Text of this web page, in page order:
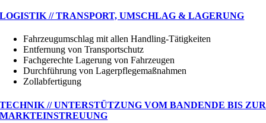
LOGISTIK // TRANSPORT, UMSCHLAG & LAGERUNG
Fahrzeugumschlag mit allen Handling-Tätigkeiten
Entfernung von Transportschutz
Fachgerechte Lagerung von Fahrzeugen
Durchführung von Lagerpflegemaßnahmen
Zollabfertigung
TECHNIK // UNTERSTÜTZUNG VOM BANDENDE BIS ZUR
MARKTEINSTREUUNG